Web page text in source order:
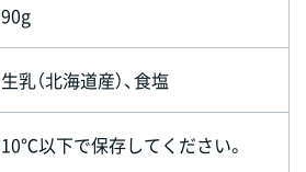
90g
生乳（北海道産）、食塩
10℃以下で保存してください。